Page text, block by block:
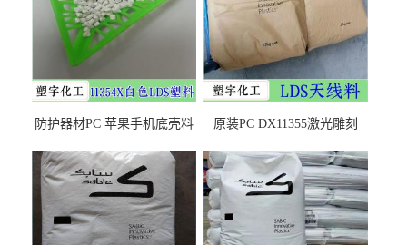
防护器材PC 苹果手机底壳料
之忧
原装PC DX11355激光雕刻